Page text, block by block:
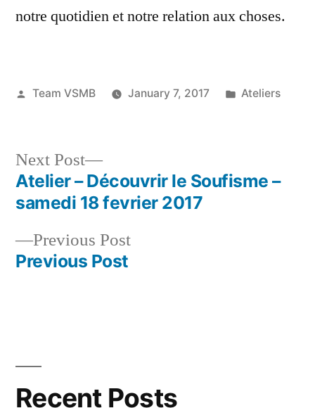
notre quotidien et notre relation aux choses.
Posted
Team VSMB January 7, 2017
Posted
Ateliers
Post
navigation
Previous PostPrevious
Previous Post
Next Post
Next
post:
Atelier – Découvrir le Soufisme –
samedi 18 fevrier 2017
Recent Posts